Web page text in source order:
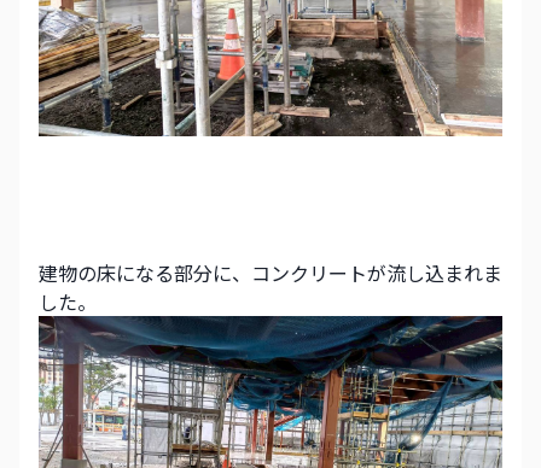
建物の床になる部分に、コンクリートが流し込まれま
した。